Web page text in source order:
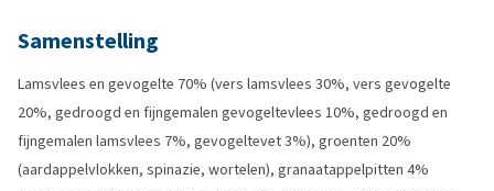
Samenstelling
Lamsvlees en gevogelte 70% (vers lamsvlees 30%, vers gevogelte
20%, gedroogd en fijngemalen gevogeltevlees 10%, gedroogd en
fijngemalen lamsvlees 7%, gevogeltevet 3%), groenten 20%
(aardappelvlokken, spinazie, wortelen), granaatappelpitten 4%